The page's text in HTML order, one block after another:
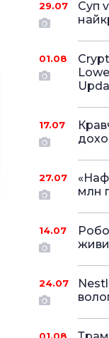
29.07
Суп
01.08
17.07
27.07
млн
14.07
24.07